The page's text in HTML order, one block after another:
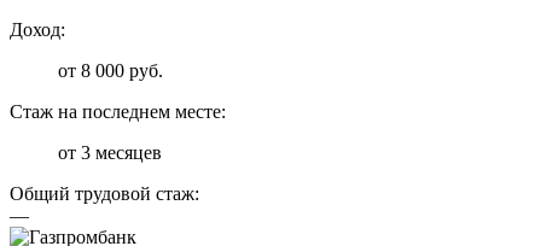
Доход:
от 8 000 руб.
Стаж на последнем месте:
от 3 месяцев
Общий трудовой стаж:
—